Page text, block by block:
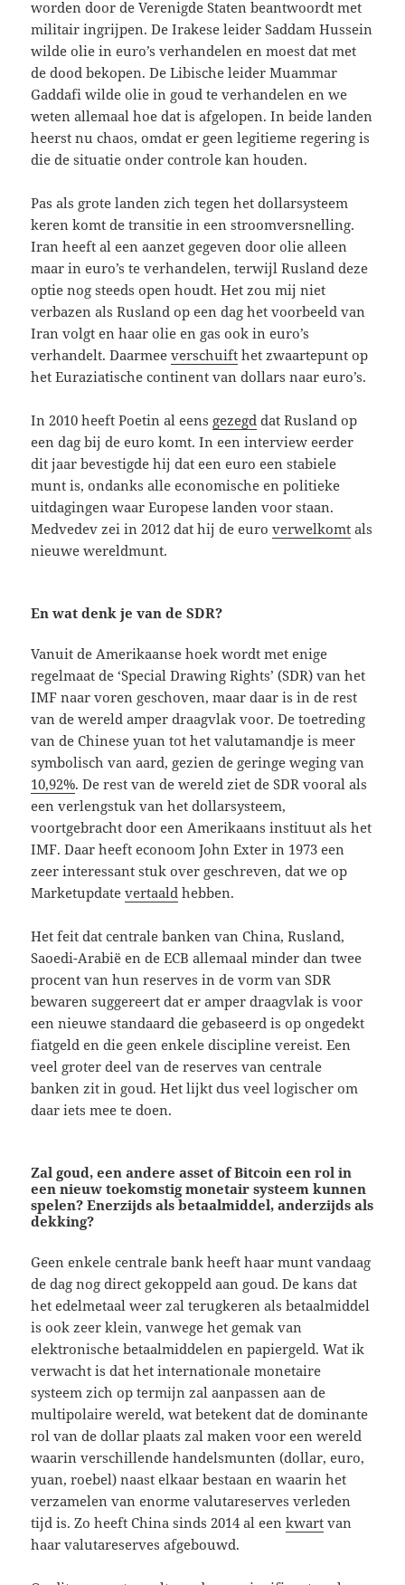
worden door de Verenigde Staten beantwoordt met
militair ingrijpen. De Irakese leider Saddam Hussein
wilde olie in euro’s verhandelen en moest dat met
de dood bekopen. De Libische leider Muammar
Gaddafi wilde olie in goud te verhandelen en we
weten allemaal hoe dat is afgelopen. In beide landen
heerst nu chaos, omdat er geen legitieme regering is
die de situatie onder controle kan houden.
Pas als grote landen zich tegen het dollarsysteem
keren komt de transitie in een stroomversnelling.
Iran heeft al een aanzet gegeven door olie alleen
maar in euro’s te verhandelen, terwijl Rusland deze
optie nog steeds open houdt. Het zou mij niet
verbazen als Rusland op een dag het voorbeeld van
Iran volgt en haar olie en gas ook in euro’s
verhandelt. Daarmeeverschuift het zwaartepunt op
het Euraziatische continent van dollars naar euro’s.
In 2010 heeft Poetin al eens gezegd dat Rusland op
een dag bij de euro komt. In een interview eerder
dit jaar bevestigde hij dat een euro een stabiele
munt is, ondanks alle economische en politieke
uitdagingen waar Europese landen voor staan.
Medvedev zei in 2012 dat hij de euroverwelkomt als
nieuwe wereldmunt.
En wat denk je van de SDR?
Vanuit de Amerikaanse hoek wordt met enige
regelmaat de ‘Special Drawing Rights’ (SDR) van het
IMF naar voren geschoven, maar daar is in de rest
van de wereld amper draagvlak voor. De toetreding
van de Chinese yuan tot het valutamandje is meer
symbolisch van aard, gezien de geringe weging van
10,92%. De rest van de wereld ziet de SDR vooral als
een verlengstuk van het dollarsysteem,
voortgebracht door een Amerikaans instituut als het
IMF. Daar heeft econoom John Exter in 1973 een
zeer interessant stuk over geschreven, dat we op
Marketupdatevertaald hebben.
Het feit dat centrale banken van China, Rusland,
Saoedi-Arabië en de ECB allemaal minder dan twee
procent van hun reserves in de vorm van SDR
bewaren suggereert dat er amper draagvlak is voor
een nieuwe standaard die gebaseerd is op ongedekt
fiatgeld en die geen enkele discipline vereist. Een
veel groter deel van de reserves van centrale
banken zit in goud. Het lijkt dus veel logischer om
daar iets mee te doen.
Zal goud, een andere asset of Bitcoin een rol in
een nieuw toekomstig monetair systeem kunnen
spelen? Enerzijds als betaalmiddel, anderzijds als
dekking?
Geen enkele centrale bank heeft haar munt vandaag
de dag nog direct gekoppeld aan goud. De kans dat
het edelmetaal weer zal terugkeren als betaalmiddel
is ook zeer klein, vanwege het gemak van
elektronische betaalmiddelen en papiergeld. Wat ik
verwacht is dat het internationale monetaire
systeem zich op termijn zal aanpassen aan de
multipolaire wereld, wat betekent dat de dominante
rol van de dollar plaats zal maken voor een wereld
waarin verschillende handelsmunten (dollar, euro,
yuan, roebel) naast elkaar bestaan en waarin het
verzamelen van enorme valutareserves verleden
tijd is. Zo heeft China sinds 2014 al eenkwart van
haar valutareserves afgebouwd.